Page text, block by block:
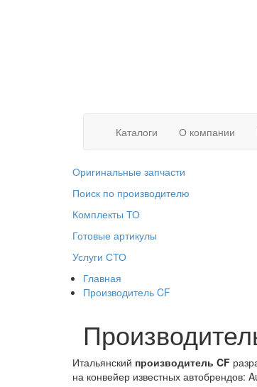
Каталоги О компании
Оригинальные запчасти
Поиск по производителю
Комплекты ТО
Готовые артикулы
Услуги СТО
Главная
Производитель CF
Итальянский производитель CF
на конвейер известных автобрендов: